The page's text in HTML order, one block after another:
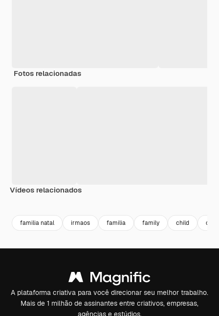
Fotos relacionadas
Vídeos relacionados
familia natal irmaos familia family child
A plataforma criativa para você direcionar seu melhor trabalho.
Mais de 1 milhão de assinantes entre criativos, empresas,
agências e estúdios.